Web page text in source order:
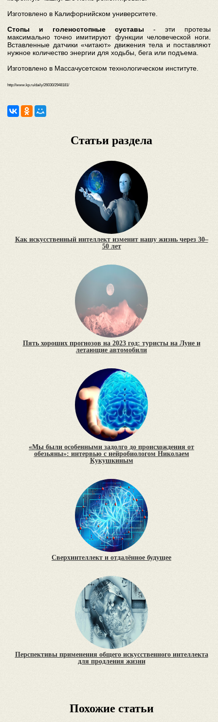
Изготовлено в Калифорнийском университете.
Стопы и голеностопные суставы - эти протезы
максимально точно имитируют функции человеческой ноги.
Вставленные датчики «читают» движения тела и поставляют
нужное количество энергии для ходьбы, бега или подъема.
Изготовлено в Массачусетском технологическом институте.
http://www.kp.ru/daily/26030/2948181/
Статьи раздела
Как искусственный интеллект изменит нашу жизнь через 30–
50 лет
Пять хороших прогнозов на 2023 год: туристы на Луне и
летающие автомобили
«Мы были особенными задолго до происхождения от
обезьяны»: интервью с нейробиологом Николаем
Кукушкиным
Сверхинтеллект и отдалённое будущее
Перспективы применения общего искусственного интеллекта
для продления жизни
Похожие статьи